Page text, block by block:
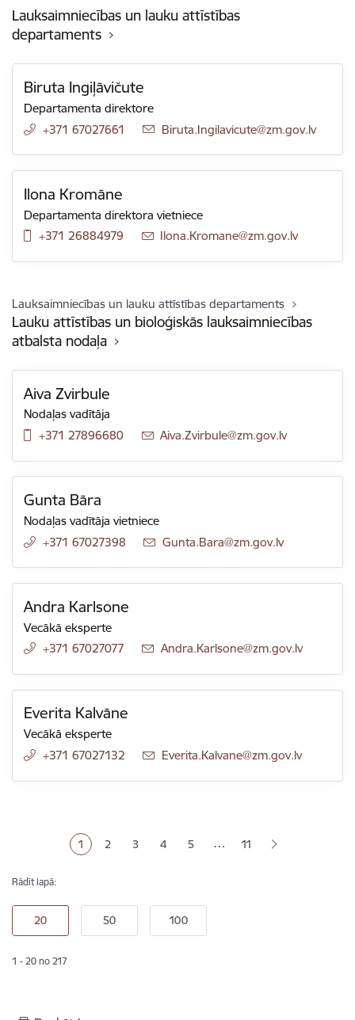
Lauksaimniecības un lauku attīstības
departaments
Biruta Ingiļāvičute
Departamenta direktore
+371 67027661
E-pasts:
Biruta.Ingilavicute@zm.gov.lv
Ilona Kromāne
Departamenta direktora vietniece
+371 26884979
E-pasts:
Ilona.Kromane@zm.gov.lv
Lauksaimniecības un lauku attīstības departaments
Lauku attīstības un bioloģiskās lauksaimniecības
atbalsta nodaļa
Aiva Zvirbule
Nodaļas vadītāja
+371 27896680
E-pasts:
Aiva.Zvirbule@zm.gov.lv
Gunta Bāra
Nodaļas vadītāja vietniece
+371 67027398
E-pasts:
Gunta.Bara@zm.gov.lv
Andra Karlsone
Vecākā eksperte
+371 67027077
E-pasts:
Andra.Karlsone@zm.gov.lv
Everita Kalvāne
Vecākā eksperte
+371 67027132
E-pasts:
Everita.Kalvane@zm.gov.lv
LapošanaPašreizējā lapa
1 Lapa
2 Lapa
3 Lapa
4 Lapa
5 … 11
Rādīt lapā:
1 - 20 no 217